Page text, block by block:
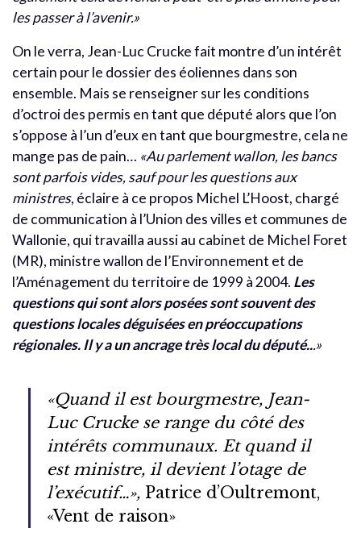
les passer à l’avenir.»
On le verra, Jean-Luc Crucke fait montre d’un intérêt
certain pour le dossier des éoliennes dans son
ensemble. Mais se renseigner sur les conditions
d’octroi des permis en tant que député alors que l’on
s’oppose à l’un d’eux en tant que bourgmestre, cela ne
mange pas de pain… «Au parlement wallon, les bancs
sont parfois vides, sauf pour les questions aux
ministres, éclaire à ce propos Michel L’Hoost, chargé
de communication à l’Union des villes et communes de
Wallonie, qui travailla aussi au cabinet de Michel Foret
(MR), ministre wallon de l’Environnement et de
l’Aménagement du territoire de 1999 à 2004. Les
questions qui sont alors posées sont souvent des
questions locales déguisées en préoccupations
régionales. Il y a un ancrage très local du député...»
«Quand il est bourgmestre, Jean-
Luc Crucke se range du côté des
intérêts communaux. Et quand il
est ministre, il devient l’otage de
l’exécutif…», Patrice d’Oultremont,
«Vent de raison»